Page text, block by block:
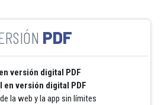
PDF
versión digital PDF
en versión digital PDF
la web y la app sin límites